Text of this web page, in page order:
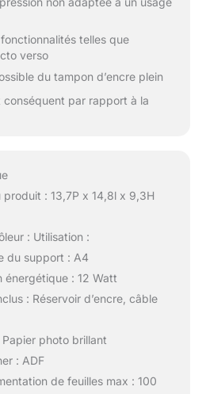
telles que
verso
du tampon d’encre plein
par rapport à la
produit : 13,7P x 14,8l x 9,3H
: Utilisation :
du support : A4
énergétique : 12 Watt
: Réservoir d’encre, câble
photo brillant
: ADF
de feuilles max : 100